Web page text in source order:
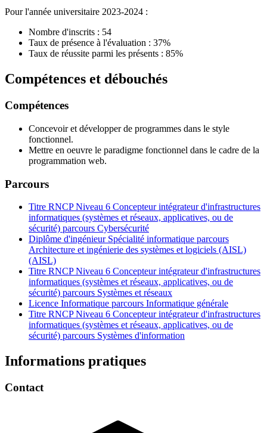
Pour l'année universitaire 2023-2024 :
Nombre d'inscrits : 54
Taux de présence à l'évaluation : 37%
Taux de réussite parmi les présents : 85%
Compétences et débouchés
Compétences
Concevoir et développer de programmes dans le style
fonctionnel.
Mettre en oeuvre le paradigme fonctionnel dans le cadre de la
programmation web.
Parcours
Titre RNCP Niveau 6 Concepteur intégrateur d'infrastructures
informatiques (systèmes et réseaux, applicatives, ou de
sécurité) parcours Cybersécurité
Diplôme d'ingénieur Spécialité informatique parcours
Architecture et ingénierie des systèmes et logiciels (AISL)
(AISL)
Titre RNCP Niveau 6 Concepteur intégrateur d'infrastructures
informatiques (systèmes et réseaux, applicatives, ou de
sécurité) parcours Systèmes et réseaux
Licence Informatique parcours Informatique générale
Titre RNCP Niveau 6 Concepteur intégrateur d'infrastructures
informatiques (systèmes et réseaux, applicatives, ou de
sécurité) parcours Systèmes d'information
Informations pratiques
Contact